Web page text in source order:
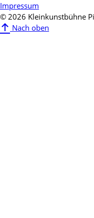
Impressum
© 2026 Kleinkunstbühne
Nach oben